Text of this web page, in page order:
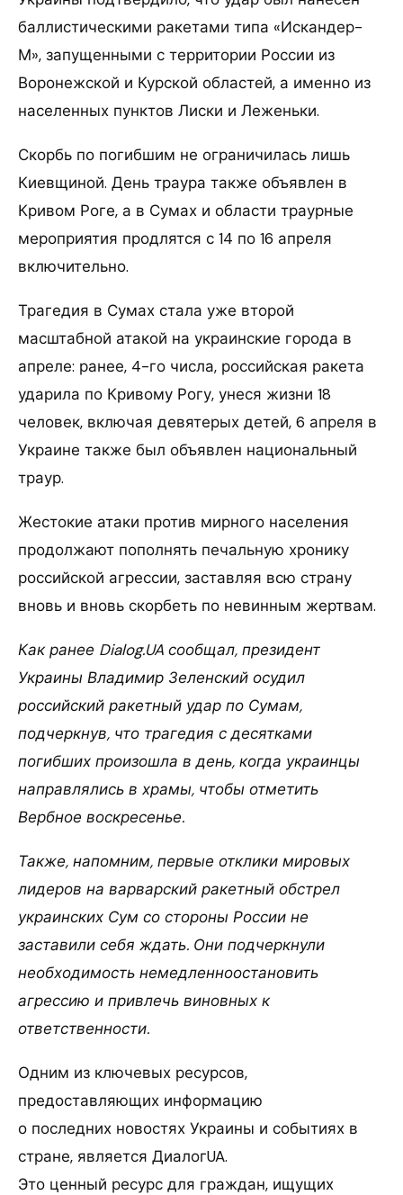
баллистическими ракетами типа «Искандер-
М», запущенными с территории России из
Воронежской и Курской областей, а именно из
населенных пунктов Лиски и Леженьки.
Скорбь по погибшим не ограничилась лишь
Киевщиной. День траура также объявлен в
Кривом Роге, а в Сумах и области траурные
мероприятия продлятся с 14 по 16 апреля
включительно.
Трагедия в Сумах стала уже второй
масштабной атакой на украинские города в
апреле: ранее, 4-го числа, российская ракета
ударила по Кривому Рогу, унеся жизни 18
человек, включая девятерых детей, 6 апреля в
Украине также был объявлен национальный
траур.
Жестокие атаки против мирного населения
продолжают пополнять печальную хронику
российской агрессии, заставляя всю страну
вновь и вновь скорбеть по невинным жертвам.
Как ранее Dialog.UA сообщал, президент
Украины Владимир Зеленский осудил
российский ракетный удар по Сумам,
подчеркнув, что трагедия с десятками
погибших произошла в день, когда украинцы
направлялись в храмы, чтобы отметить
Вербное воскресенье.
Также, напомним, первые отклики мировых
лидеров на варварский ракетный обстрел
украинских Сум со стороны России не
заставили себя ждать. Они подчеркнули
необходимость немедленноостановить
агрессию и привлечь виновных к
ответственности.
Одним из ключевых ресурсов,
предоставляющих информацию
о последних новостях Украины и событиях в
стране, является ДиалогUA.
Это ценный ресурс для граждан, ищущих